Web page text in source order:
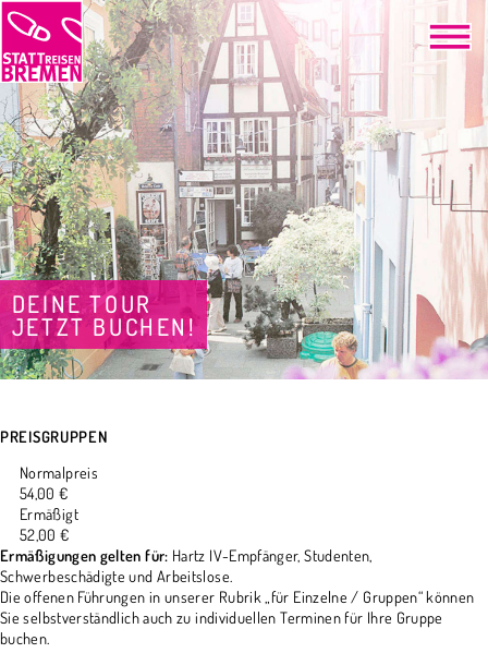
DEINE TOUR
JETZT BUCHEN!
PREISGRUPPEN
Normalpreis
54,00 €
Ermäßigt
52,00 €
Ermäßigungen gelten für: Hartz IV-Empfänger, Studenten,
Schwerbeschädigte und Arbeitslose.
Die offenen Führungen in unserer Rubrik „für Einzelne / Gruppen“ können
Sie selbstverständlich auch zu individuellen Terminen für Ihre Gruppe
buchen.